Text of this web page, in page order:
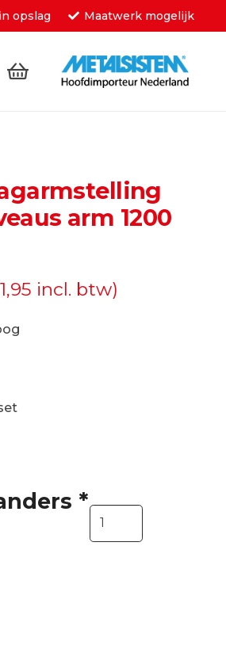
opslag Maatwerk mogelijk
arm 1200
incl. btw)
*Enkelzijdige